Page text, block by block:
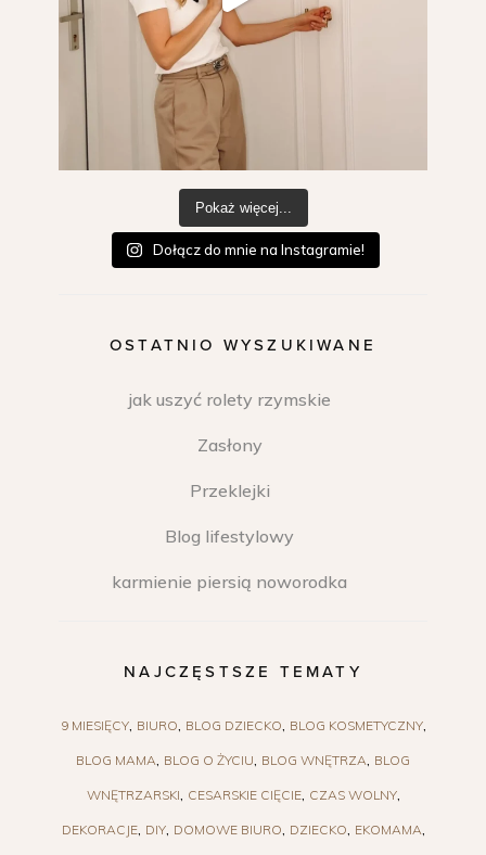
Pokaż więcej...
Dołącz do mnie na Instagramie!
OSTATNIO WYSZUKIWANE
jak uszyć rolety rzymskie
Zasłony
Przeklejki
Blog lifestylowy
karmienie piersią noworodka
NAJCZĘSTSZE TEMATY
9 MIESIĘCY BIURO BLOG DZIECKO BLOG KOSMETYCZNY
BLOG MAMA BLOG O ŻYCIU BLOG WNĘTRZA BLOG
WNĘTRZARSKI CESARSKIE CIĘCIE CZAS WOLNY
DEKORACJE DIY DOMOWE BIURO DZIECKO EKOMAMA